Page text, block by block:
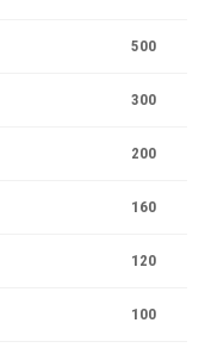
500
300
200
160
120
100